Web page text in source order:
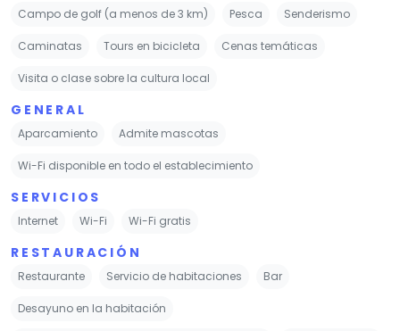
Campo de golf (a menos de 3 km) Pesca Senderismo
Caminatas Tours en bicicleta Cenas temáticas
Visita o clase sobre la cultura local
GENERAL
Aparcamiento Admite mascotas
Wi-Fi disponible en todo el establecimiento
SERVICIOS
Internet Wi-Fi Wi-Fi gratis
RESTAURACIÓN
Restaurante Servicio de habitaciones Bar
Desayuno en la habitación